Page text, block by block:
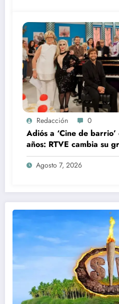
Redacción 0
Adiós a ‘Cine de
años: RTVE cambia su
Agosto 7, 2026